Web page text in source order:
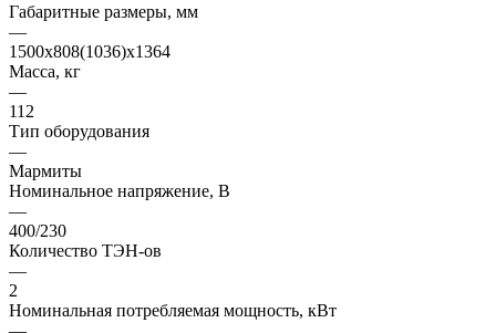
Габаритные размеры, мм
—
1500x808(1036)x1364
Масса, кг
—
112
Тип оборудования
—
Мармиты
Номинальное напряжение, В
—
400/230
Количество ТЭН-ов
—
2
Номинальная потребляемая мощность, кВт